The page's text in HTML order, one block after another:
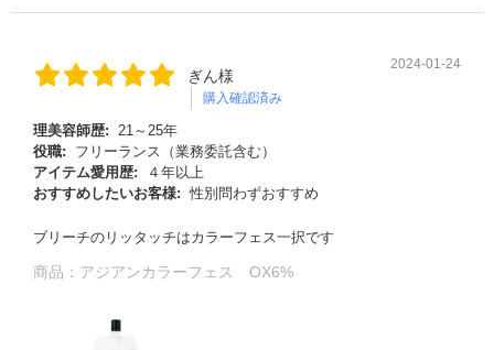
ぎん様
購入確認済み
2024-01-24
理美容師歴:
21～25年
役職:
フリーランス（業務委託含む）
アイテム愛用歴:
４年以上
おすすめしたいお客様: 性別問わずおすすめ
ブリーチのリッタッチはカラーフェス一択です
商品： アジアンカラーフェス OX6%